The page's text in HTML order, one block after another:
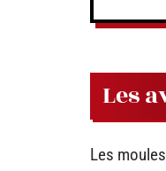
Les
Les